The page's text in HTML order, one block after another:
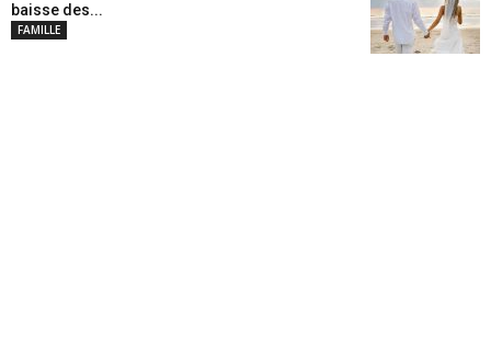
baisse des...
FAMILLE